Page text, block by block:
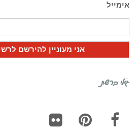
אימייל
גילי ברשת